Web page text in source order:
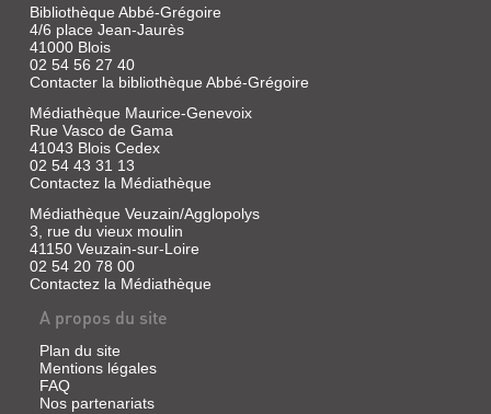
Bibliothèque Abbé-Grégoire
4/6 place Jean-Jaurès
41000 Blois
02 54 56 27 40
Contacter la bibliothèque Abbé-Grégoire
Médiathèque Maurice-Genevoix
Rue Vasco de Gama
41043 Blois Cedex
02 54 43 31 13
Contactez la Médiathèque
Médiathèque Veuzain/Agglopolys
3, rue du vieux moulin
41150 Veuzain-sur-Loire
02 54 20 78 00
Contactez la Médiathèque
A propos du site
Plan du site
Mentions légales
FAQ
Nos partenariats